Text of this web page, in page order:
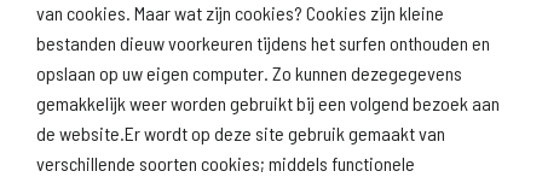
van cookies. Maar wat zijn cookies? Cookies zijn kleine
bestanden dieuw voorkeuren tijdens het surfen onthouden en
opslaan op uw eigen computer. Zo kunnen dezegegevens
gemakkelijk weer worden gebruikt bij een volgend bezoek aan
de website.Er wordt op deze site gebruik gemaakt van
verschillende soorten cookies; middels functionele
Download
schoolprofiel
Naar
schoolresultaten